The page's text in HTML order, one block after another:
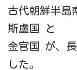
古代朝鮮半島
斯盧国 と
金官国 が、
した。